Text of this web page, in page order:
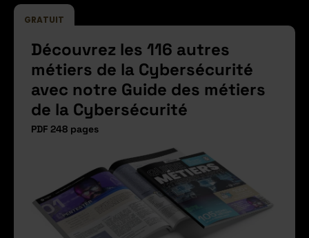
GRATUIT
Découvrez les 116 autres
métiers de la Cybersécurité
avec notre Guide des métiers
de la Cybersécurité
PDF 248 pages